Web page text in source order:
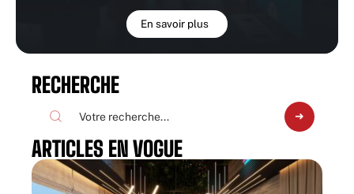
En savoir plus
RECHERCHE
ARTICLES EN VOGUE